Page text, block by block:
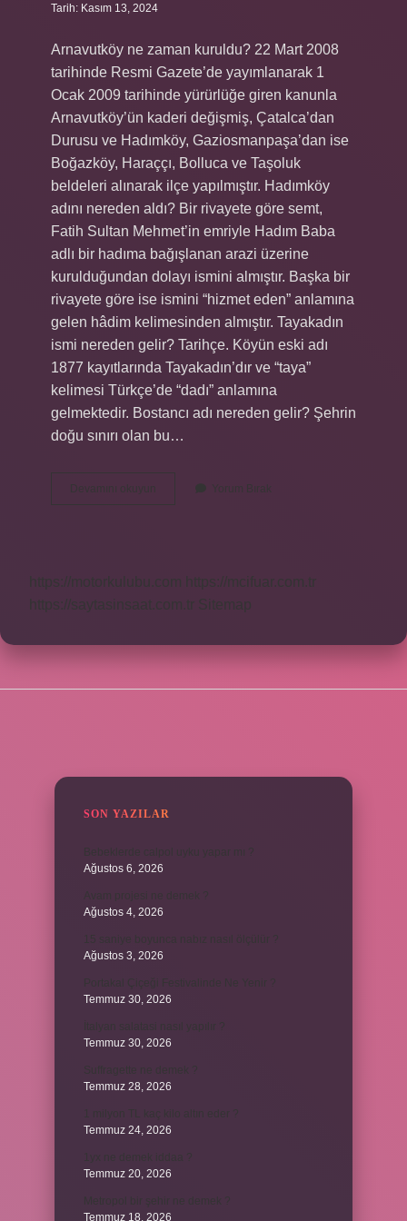
Tarih: Kasım 13, 2024
Arnavutköy ne zaman kuruldu? 22 Mart 2008
tarihinde Resmi Gazete’de yayımlanarak 1
Ocak 2009 tarihinde yürürlüğe giren kanunla
Arnavutköy’ün kaderi değişmiş, Çatalca’dan
Durusu ve Hadımköy, Gaziosmanpaşa’dan ise
Boğazköy, Haraççı, Bolluca ve Taşoluk
beldeleri alınarak ilçe yapılmıştır. Hadımköy
adını nereden aldı? Bir rivayete göre semt,
Fatih Sultan Mehmet’in emriyle Hadım Baba
adlı bir hadıma bağışlanan arazi üzerine
kurulduğundan dolayı ismini almıştır. Başka bir
rivayete göre ise ismini “hizmet eden” anlamına
gelen hâdim kelimesinden almıştır. Tayakadın
ismi nereden gelir? Tarihçe. Köyün eski adı
1877 kayıtlarında Tayakadın’dır ve “taya”
kelimesi Türkçe’de “dadı” anlamına
gelmektedir. Bostancı adı nereden gelir? Şehrin
doğu sınırı olan bu…
Devamını okuyun
Arnavutköy
Adı
Yorum Bırak
https://motorkulubu.com
https://mcifuar.com.tr
https://saytasinsaat.com.tr
Sitemap
SON YAZILAR
Ağustos 6, 2026
Ağustos 4, 2026
Ağustos 3, 2026
Temmuz 30, 2026
Temmuz 30, 2026
Temmuz 28, 2026
Temmuz 24, 2026
Temmuz 20, 2026
Temmuz 18, 2026